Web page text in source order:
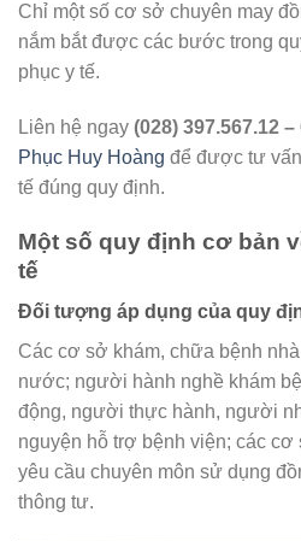
Chỉ một số cơ sở chuyên may
nắm bắt được các bước trong
phục y tế.
Liên hệ ngay (028) 397.567.12
Phục Huy Hoàng để được tư
tế đúng quy định.
Một số quy định cơ bản
tế
Đối tượng áp dụng của quy
Các cơ sở khám, chữa bệnh
nước; người hành nghề khám
động, người thực hành, người
nguyện hỗ trợ bệnh viện; các cơ
yêu cầu chuyên môn sử dụng
thông tư.